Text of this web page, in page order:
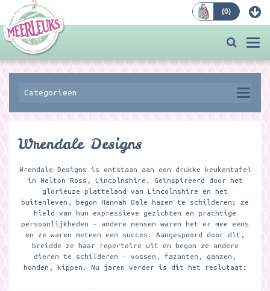
(0)
Categorieën
Wrendale Designs
Wrendale Designs is ontstaan aan een drukke keukentafel
in Melton Ross, Lincolnshire. Geïnspireerd door het
glorieuze platteland van Lincolnshire en het
buitenleven, begon Hannah Dale hazen te schilderen; ze
hield van hun expressieve gezichten en prachtige
persoonlijkheden - andere mensen waren het er mee eens
en ze waren meteen een succes. Aangespoord door dit,
breidde ze haar repertoire uit en begon ze andere
dieren te schilderen - vossen, fazanten, ganzen,
honden, kippen. Nu jaren verder is dit het reslutaat: